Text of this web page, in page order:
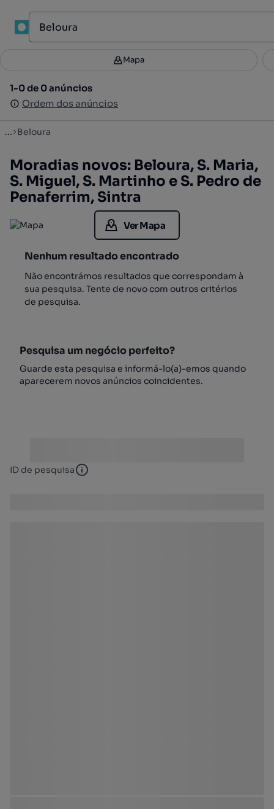
Filtros 3
1-0 de 0 anúncios
Ordem dos anúncios
Mapa
1-0 de 0 anúncios
Ordem dos anúncios
... Beloura
Moradias novos: Beloura, S. Maria,
S. Miguel, S. Martinho e S. Pedro de
Penaferrim, Sintra
Ver Mapa
Nenhum resultado encontrado
Não encontrámos resultados que correspondam à
sua pesquisa. Tente de novo com outros critérios
de pesquisa.
Pesquisa um negócio perfeito?
Guarde esta pesquisa e informá-lo(a)-emos quando
aparecerem novos anúncios coincidentes.
ID de pesquisa ID de pesquisa